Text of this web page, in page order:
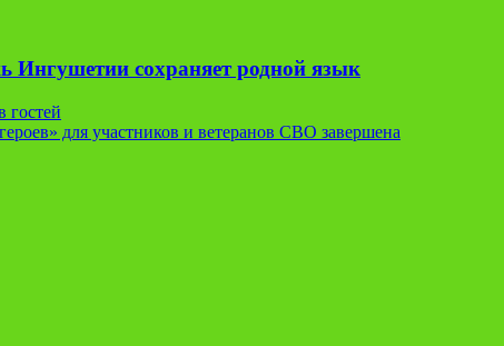
Ингушетии сохраняет родной язык
гостей
для участников и ветеранов СВО завершена